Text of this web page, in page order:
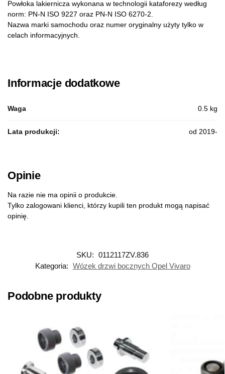
Powłoka lakiernicza wykonana w technologii kataforezy według
norm: PN-N ISO 9227 oraz PN-N ISO 6270-2.
Nazwa marki samochodu oraz numer oryginalny użyty tylko w
celach informacyjnych.
Informacje dodatkowe
Waga 0.5 kg
Lata produkcji: od 2019-
Opinie
Na razie nie ma opinii o produkcie.
Tylko zalogowani klienci, którzy kupili ten produkt mogą napisać
opinię.
SKU: 0112117ZV.836
Kategoria: Wózek drzwi bocznych Opel Vivaro
Podobne produkty